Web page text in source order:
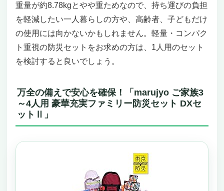
重量が約8.78kgとやや重ためなので、持ち運びの負担
を軽減したい一人暮らしの方や、高齢者、子どもだけ
の使用には向かないかもしれません。軽量・コンパク
ト重視の防災セットをお求めの方は、1人用のセット
を検討すると良いでしょう。
万全の備えで安心を確保！「marujyo ご家族3
～4人用 豪華充実ファミリー防災セット DXセ
ットⅡ」